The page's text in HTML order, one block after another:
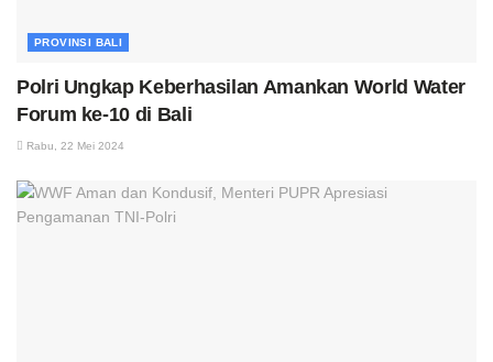
PROVINSI BALI
Polri Ungkap Keberhasilan Amankan World Water
Forum ke-10 di Bali
Rabu, 22 Mei 2024